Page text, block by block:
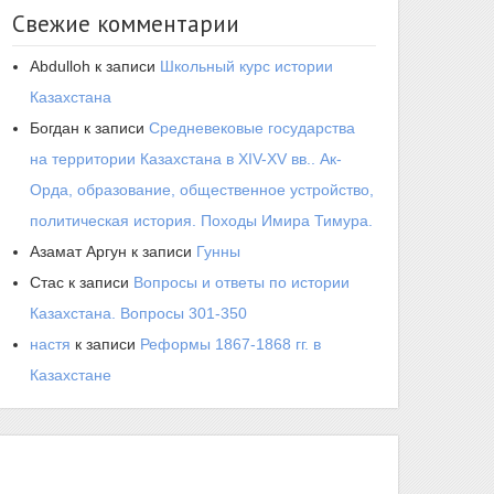
Свежие комментарии
Abdulloh к записи Школьный курс истории
Казахстана
Богдан к записи Средневековые государства
на территории Казахстана в XIV-XV вв.. Ак-
Орда, образование, общественное устройство,
политическая история. Походы Имира Тимура.
Азамат Аргун к записи Гунны
Стас к записи Вопросы и ответы по истории
Казахстана. Вопросы 301-350
настя к записи Реформы 1867-1868 гг. в
Казахстане